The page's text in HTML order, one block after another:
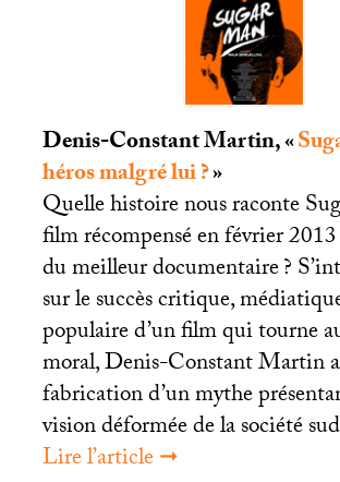
Denis-Constant Martin, «
héros malgré lui?»
Quelle histoire nous raconte
film récompensé en février 2013
du meilleur documentaire?
sur le succès critique,
populaire d’un film qui tourne
moral, Denis-Constant Martin
fabrication d’un mythe
vision déformée de la société
Lire l’article ➞